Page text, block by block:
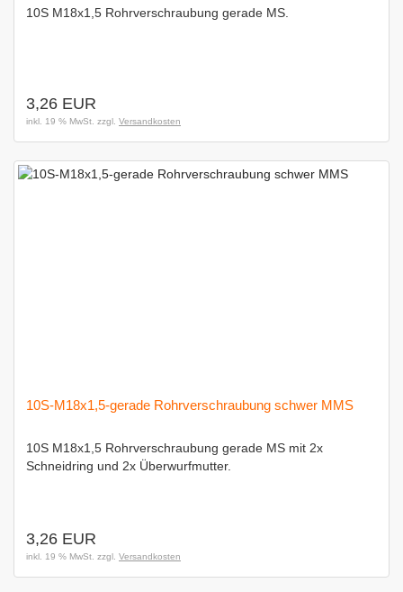
10S M18x1,5 Rohrverschraubung gerade MS.
3,26 EUR
inkl. 19 % MwSt. zzgl. Versandkosten
10S-M18x1,5-gerade Rohrverschraubung schwer MMS
10S M18x1,5 Rohrverschraubung gerade MS mit 2x
Schneidring und 2x Überwurfmutter.
3,26 EUR
inkl. 19 % MwSt. zzgl. Versandkosten